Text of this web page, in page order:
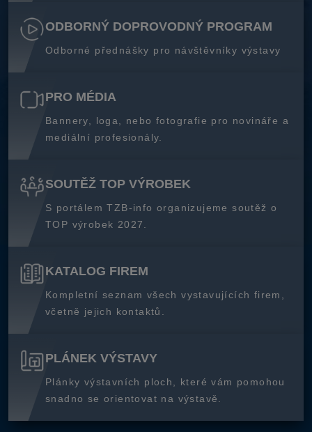
ODBORNÝ DOPROVODNÝ PROGRAM
Odborné přednášky pro návštěvníky výstavy
PRO MÉDIA
Bannery, loga, nebo fotografie pro novináře a
mediální profesionály.
SOUTĚŽ TOP VÝROBEK
S portálem TZB-info organizujeme soutěž o
TOP výrobek 2027.
KATALOG FIREM
Kompletní seznam všech vystavujících firem,
včetně jejich kontaktů.
PLÁNEK VÝSTAVY
Plánky výstavních ploch, které vám pomohou
snadno se orientovat na výstavě.